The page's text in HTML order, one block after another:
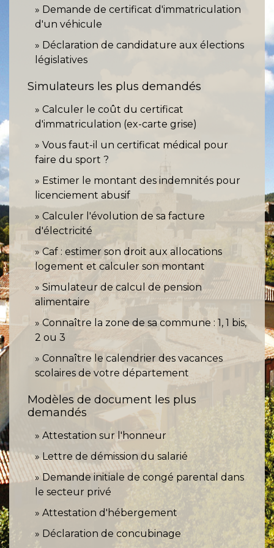
Demande de certificat d'immatriculation
d'un véhicule
Déclaration de candidature aux élections
législatives
Simulateurs les plus demandés
Calculer le coût du certificat
d'immatriculation (ex-carte grise)
Vous faut-il un certificat médical pour
faire du sport ?
Estimer le montant des indemnités pour
licenciement abusif
Calculer l'évolution de sa facture
d'électricité
Caf : estimer son droit aux allocations
logement et calculer son montant
Simulateur de calcul de pension
alimentaire
Connaître la zone de sa commune : 1, 1 bis,
2 ou 3
Connaître le calendrier des vacances
scolaires de votre département
Modèles de document les plus
demandés
Attestation sur l'honneur
Lettre de démission du salarié
Demande initiale de congé parental dans
le secteur privé
Attestation d'hébergement
Déclaration de concubinage